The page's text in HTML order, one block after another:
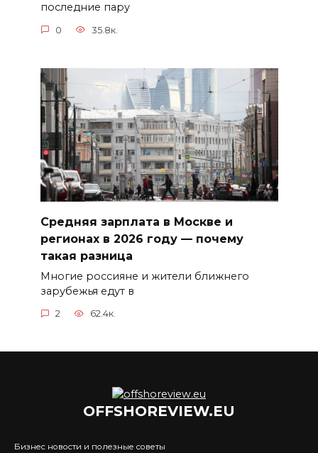
последние пару
0 35.8к.
Средняя зарплата в Москве и
регионах в 2026 году — почему
такая разница
Многие россияне и жители ближнего
зарубежья едут в
2 62.4к.
OFFSHOREVIEW.EU
Бизнес новости и полезные советы